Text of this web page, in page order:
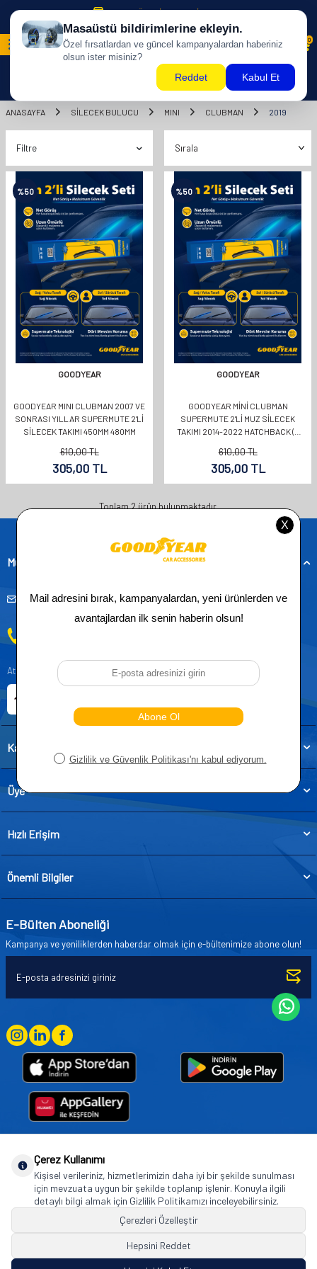
500 TL ÜZERİ KARGO BİZDEN !
0
ANASAYFA SILECEK BULUCU MINI CLUBMAN 2019
Filtre
%50
GOODYEAR
GOODYEAR MINI CLUBMAN 2007 VE
SONRASI YILLAR SUPERMUTE 2'LI
SILECEK TAKIMI 450MM 480MM
610,00TL
305,00TL
%50
GOODYEAR
GOODYEAR MINI CLUBMAN
SUPERMUTE 2'LI MUZ SILECEK
TAKIMI 2014-2022 HATCHBACK (5
610,00TL
305,00TL
Toplam2ürün bulunmaktadır.
Müşteri Hizmetleri
musteridestek@goodyearotoaksesuar.com.tr
Atatürk, Kıraç Mevkii, Orhan Veli Cd. D:No:19, 34522 Esenyurt/İstanbul
Kategoriler
Üye
Hızlı Erişim
Önemli Bilgiler
E-Bülten Aboneliği
Kampanya ve yeniliklerden haberdar olmak için e-bültenimize abone olun!
Goodyear (and Winged Foot Design) are trademarks of or licensed to The Goodyear
Tire & Rubber Company used under license by Basbug Group Company,
Istanbul/Türkiye. © 2026 The Goodyear Tire & Rubber Company.
Çerez Kullanımı
Kişisel verileriniz, hizmetlerimizin daha iyi bir şekilde sunulması
için mevzuata uygun bir şekilde toplanıp işlenir. Konuyla ilgili
detaylı bilgi almak için Gizlilik Politikamızı inceleyebilirsiniz.
Çerezleri Özelleştir
Hepsini Reddet